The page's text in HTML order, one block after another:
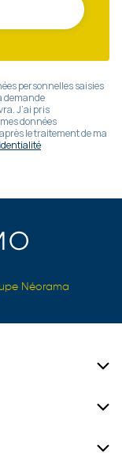
personnelles saisies
demande
J’ai pris
données
le traitement de ma
Néorama